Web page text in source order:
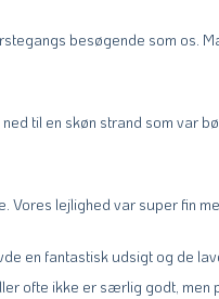
besøgende som os.
til en skøn strand som var
Vores lejlighed var super fin
en fantastisk udsigt og de
ofte ikke er særlig godt, men